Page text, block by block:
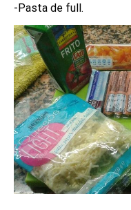
-Pasta de full.